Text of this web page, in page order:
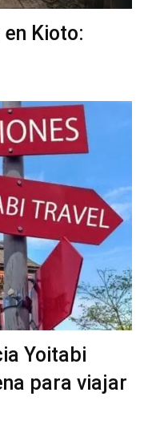
Kioto:
Yoitabi
para viajar